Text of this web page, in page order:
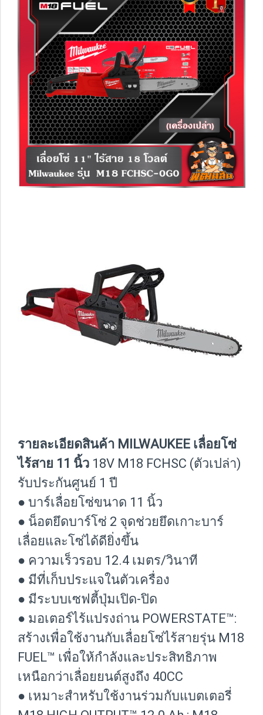
รายละเอียดสินค้า MILWAUKEE เลื่อยโซ่
ไร้สาย 11 นิ้ว 18V M18 FCHSC (ตัวเปล่า)
รับประกันศูนย์ 1 ปี
● บาร์เลื่อยโซ่ขนาด 11 นิ้ว
● น็อตยึดบาร์โซ่ 2 จุดช่วยยึดเกาะบาร์
เลื่อยและโซ่ได้ดียิ่งขึ้น
● ความเร็วรอบ 12.4 เมตร/วินาที
● มีที่เก็บประแจในตัวเครื่อง
● มีระบบเซฟตี้ปุ่มเปิด-ปิด
● มอเตอร์ไร้แปรงถ่าน POWERSTATE™:
สร้างเพื่อใช้งานกับเลื่อยโซ่ไร้สายรุ่น M18
FUEL™ เพื่อให้กำลังและประสิทธิภาพ
เหนือกว่าเลื่อยยนต์สูงถึง 40CC
● เหมาะสำหรับใช้งานร่วมกับแบตเตอรี่